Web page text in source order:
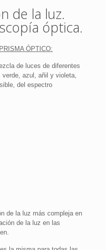
de la luz.
óptica.
ÓPTICO:
de luces de diferentes
verde, azul, añil y violeta,
del espectro
de la luz más compleja en
de la luz en las